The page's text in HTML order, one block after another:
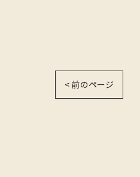
< 前のページ